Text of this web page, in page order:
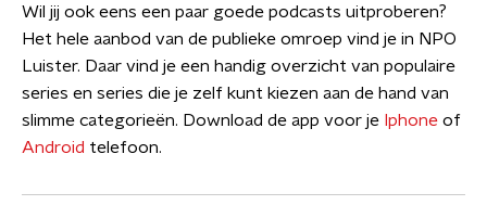
Wil jij ook eens een paar goede podcasts uitproberen?
Het hele aanbod van de publieke omroep vind je in NPO
Luister. Daar vind je een handig overzicht van populaire
series en series die je zelf kunt kiezen aan de hand van
slimme categorieën. Download de app voor je Iphone of
Android telefoon.